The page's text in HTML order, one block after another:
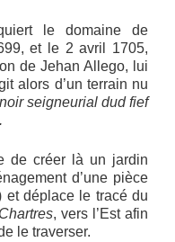
le domaine de
et le 2 avril 1705,
de Jehan Allego, lui
alors d’un terrain nu
seigneurial dud fief
de créer là un jardin
d’une pièce
et déplace le tracé du
, vers l’Est afin
le traverser.